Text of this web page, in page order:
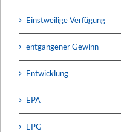
Einstweilige Verfügung
entgangener Gewinn
Entwicklung
EPA
EPG